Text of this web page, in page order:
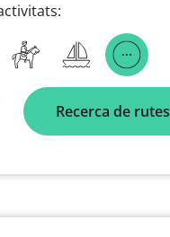
Recerca de rutes